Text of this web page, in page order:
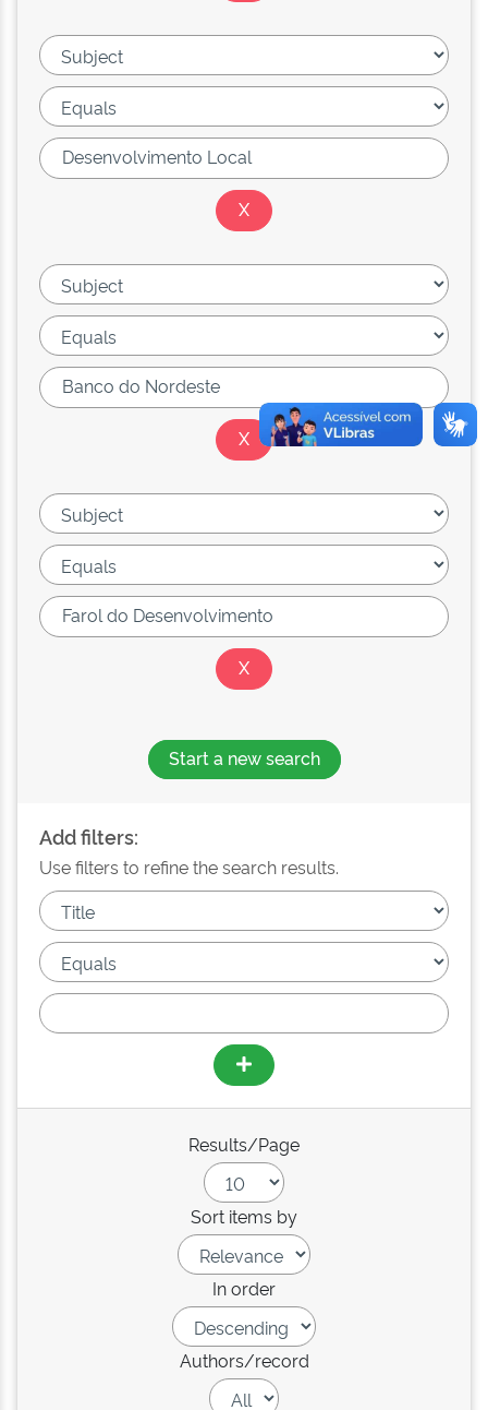
Start a new search
Add filters:
Use filters to refine the search results.
Results/Page
Sort items by
In order
Authors/record